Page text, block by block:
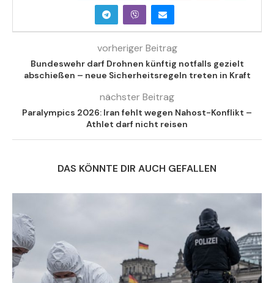
vorheriger Beitrag
Bundeswehr darf Drohnen künftig notfalls gezielt
abschießen – neue Sicherheitsregeln treten in Kraft
nächster Beitrag
Paralympics 2026: Iran fehlt wegen Nahost-Konflikt –
Athlet darf nicht reisen
DAS KÖNNTE DIR AUCH GEFALLEN